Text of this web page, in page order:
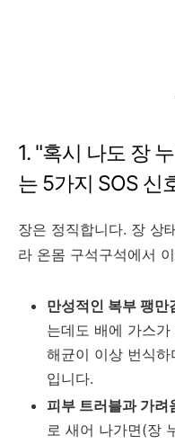
1. "혹시 나도 장
는 5가지 SOS 신
장은 정직합니다. 장 상
라 온몸 구석구석에서
만성적인 복부 팽만
는데도 배에 가스
해균이 이상 번식
입니다.
피부 트러블과 가려
로 새어 나가면(장